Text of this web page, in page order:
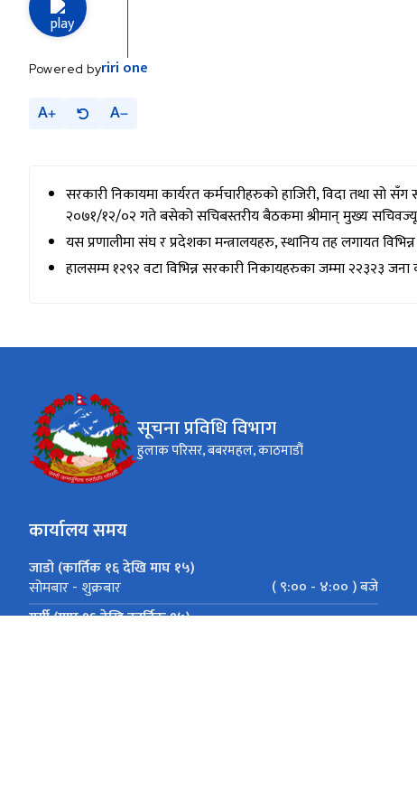
Powered byriri one
A A
सरकारी निकायमा कार्यरत कर्मचारीहरुको हाजिरी, विदा तथा सो सँग
२०७१/१२/०२ गते बसेको सचिबस्तरीय बैठकमा श्रीमान् मुख्य
यस प्रणालीमा संघ र प्रदेशका मन्त्रालयहरु, स्थानिय तह लगायत
हालसम्म १२९२ वटा विभिन्न सरकारी निकायहरुका जम्मा २२३२३
सूचना प्रविधि विभाग
हुलाक परिसर, बबरमहल, काठमाडौं
कार्यालय समय
जाडो (कार्तिक १६ देखि माघ १५)
सोमबार - शुक्रबार
( ९:०० - ४:०० ) बजे
गर्मी (माघ १६ देखि कार्तिक १५)